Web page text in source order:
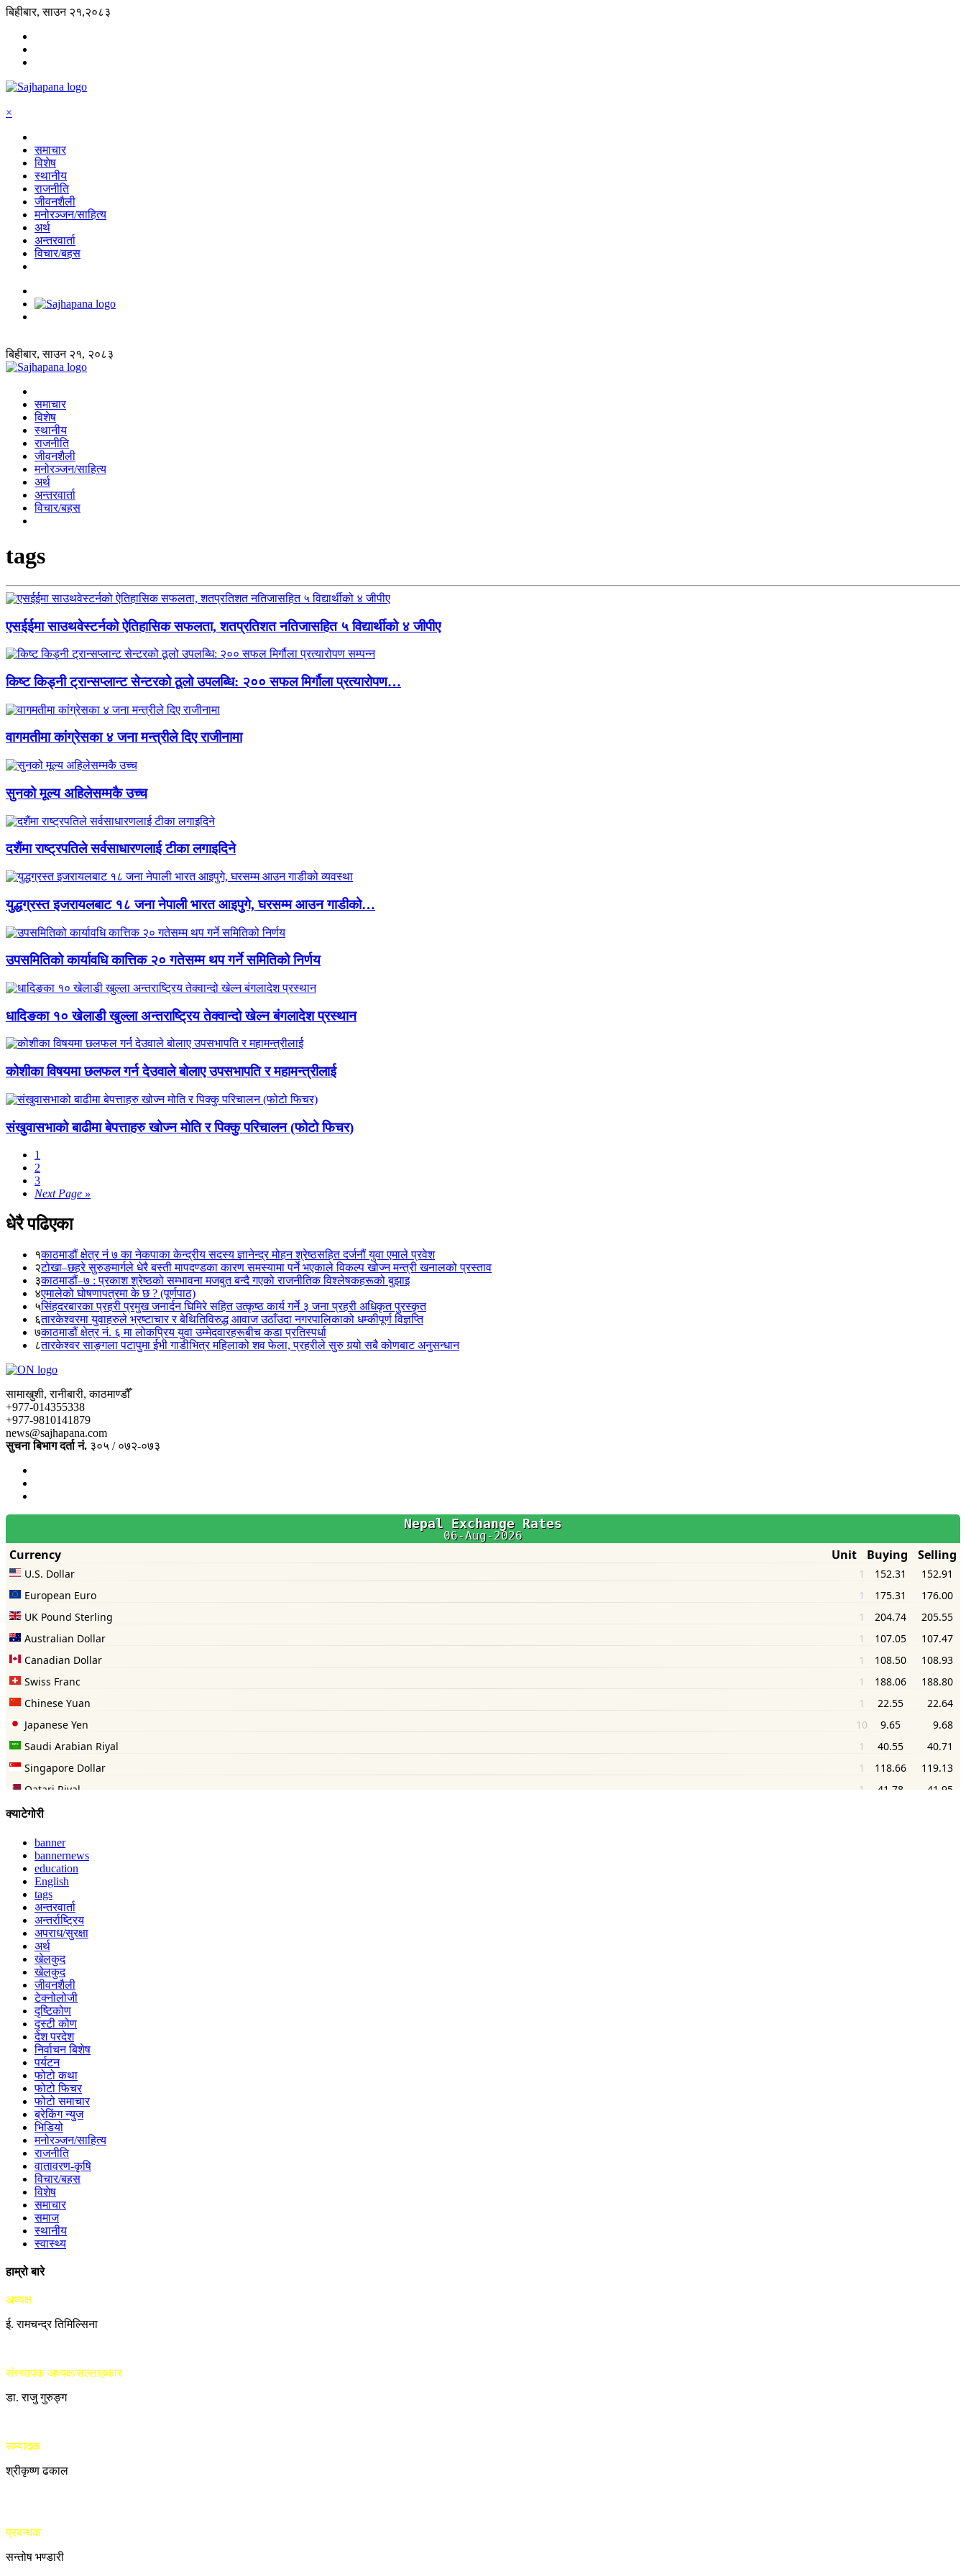
बिहीबार, साउन २१,२०८३
×
समाचार
विशेष
स्थानीय
राजनीति
जीवनशैली
मनोरञ्जन/साहित्य
अर्थ
अन्तरवार्ता
विचार/बहस
बिहीबार, साउन २१, २०८३
समाचार
विशेष
स्थानीय
राजनीति
जीवनशैली
मनोरञ्जन/साहित्य
अर्थ
अन्तरवार्ता
विचार/बहस
tags
एसईईमा साउथवेस्टर्नको ऐतिहासिक सफलता, शतप्रतिशत नतिजासहित ५ विद्यार्थीको ४ जीपीए
किष्ट किड्नी ट्रान्सप्लान्ट सेन्टरको ठूलो उपलब्धि: २०० सफल मिर्गौला प्रत्यारोपण…
वागमतीमा कांग्रेसका ४ जना मन्त्रीले दिए राजीनामा
सुनको मूल्य अहिलेसम्मकै उच्च
दशैंमा राष्ट्रपतिले सर्वसाधारणलाई टीका लगाइदिने
युद्धग्रस्त इजरायलबाट १८ जना नेपाली भारत आइपुगे, घरसम्म आउन गाडीको…
उपसमितिको कार्यावधि कात्तिक २० गतेसम्म थप गर्ने समितिको निर्णय
धादिङका १० खेलाडी खुल्ला अन्तराष्ट्रिय तेक्वान्दो खेल्न बंगलादेश प्रस्थान
कोशीका विषयमा छलफल गर्न देउवाले बोलाए उपसभापति र महामन्त्रीलाई
संखुवासभाको बाढीमा बेपत्ताहरु खोज्न मोति र पिक्कु परिचालन (फोटो फिचर)
1
2
3
Next Page »
धेरै पढिएका
१काठमाडौं क्षेत्र नं ७ का नेकपाका केन्द्रीय सदस्य ज्ञानेन्द्र मोहन श्रेष्ठसहित दर्जनौं युवा एमाले प्रवेश
२टोखा–छहरे सुरुङमार्गले धेरै बस्ती मापदण्डका कारण समस्यामा पर्ने भएकाले विकल्प खोज्न मन्त्री खनालको प्रस्ताव
३काठमाडौं–७ : प्रकाश श्रेष्ठको सम्भावना मजबुत बन्दै गएको राजनीतिक विश्लेषकहरूको बुझाइ
४एमालेको घोषणापत्रमा के छ ? (पूर्णपाठ)
५सिंहदरबारका प्रहरी प्रमुख जनार्दन घिमिरे सहित उत्कृष्ठ कार्य गर्ने ३ जना प्रहरी अधिकृत पुरस्कृत
६तारकेश्वरमा युवाहरुले भ्रष्टाचार र बेथितिविरुद्ध आवाज उठाँउदा नगरपालिकाको धम्कीपूर्ण विज्ञप्ति
७काठमाडौं क्षेत्र नं. ६ मा लोकप्रिय युवा उम्मेदवारहरूबीच कडा प्रतिस्पर्धा
८तारकेश्वर साङ्गला पटापुमा ईभी गाडीभित्र महिलाको शव फेला, प्रहरीले सुरु गर्‍यो सबै कोणबाट अनुसन्धान
सामाखुशी, रानीबारी, काठमाण्डौँ
+977-014355338
+977-9810141879
news@sajhapana.com
सुचना बिभाग दर्ता नं. ३०५ / ०७२-०७३
क्याटेगोरी
banner
bannernews
education
English
tags
अन्तरवार्ता
अन्तर्राष्ट्रिय
अपराध/सुरक्षा
अर्थ
खेलकुद
खेलकुद
जीवनशैली
टेक्नोलोजी
दृष्टिकोण
दृस्टी कोण
देश परदेश
निर्वाचन बिशेष
पर्यटन
फोटो कथा
फोटो फिचर
फोटो समाचार
ब्रेकिंग न्युज
भिडियो
मनोरञ्जन/साहित्य
राजनीति
वातावरण-कृषि
विचार/बहस
विशेष
समाचार
समाज
स्थानीय
स्वास्थ्य
हाम्रो बारे
अध्यक्ष
ई. रामचन्द्र तिमिल्सिना
संस्थापक अध्यक्ष/सल्लाहकार
डा. राजु गुरुङ्ग
सम्पादक
श्रीकृष्ण ढकाल
प्रबन्धक
सन्तोष भण्डारी